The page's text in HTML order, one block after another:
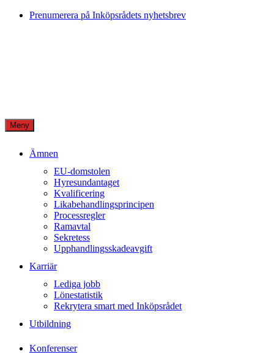
Skip
Prenumerera på Inköpsrådets nyhetsbrev
Meny
Ämnen
EU-domstolen
Hyresundantaget
Kvalificering
Likabehandlingsprincipen
Processregler
Ramavtal
Sekretess
Upphandlingsskadeavgift
Karriär
Lediga jobb
Lönestatistik
Rekrytera smart med Inköpsrådet
Utbildning
Konferenser